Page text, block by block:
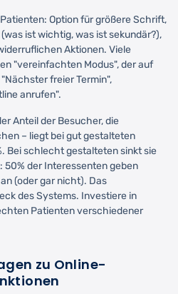
Option für größere Schrift,
ist wichtig, was ist sekundär?),
Aktionen. Viele
"vereinfachten Modus", der auf
freier Termin",
anrufen".
Anteil der Besucher, die
– liegt bei gut gestalteten
Bei schlecht gestalteten sinkt sie
50% der Interessenten geben
(oder gar nicht). Das
des Systems. Investiere in
Patienten verschiedener
zu Online-